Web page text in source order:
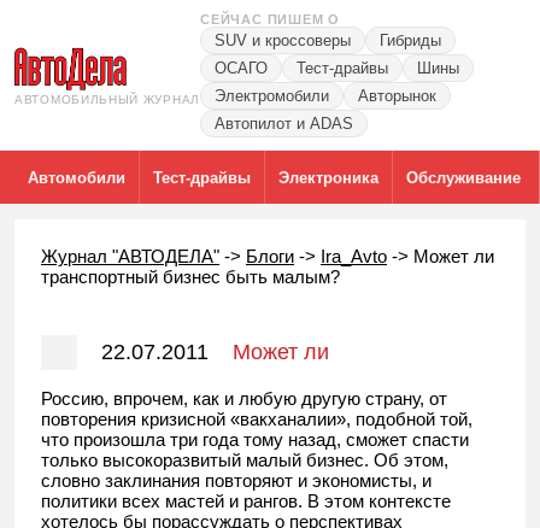
АВТОМОБИЛЬНЫЙ ЖУРНАЛ
СЕЙЧАС ПИШЕМ О
SUV и кроссоверы
Гибриды
ОСАГО
Тест-драйвы
Шины
Электромобили
Авторынок
Автопилот и ADAS
Автомобили Тест-драйвы Электроника Обслуживание
Журнал "АВТОДЕЛА" -> Блоги -> Ira_Avto -> Может ли
транспортный бизнес быть малым?
22.07.2011
Может ли
транспортный бизнес быть малым?
Россию, впрочем, как и любую другую страну, от
повторения кризисной «вакханалии», подобной той,
что произошла три года тому назад, сможет спасти
только высокоразвитый малый бизнес. Об этом,
словно заклинания повторяют и экономисты, и
политики всех мастей и рангов. В этом контексте
хотелось бы порассуждать о перспективах